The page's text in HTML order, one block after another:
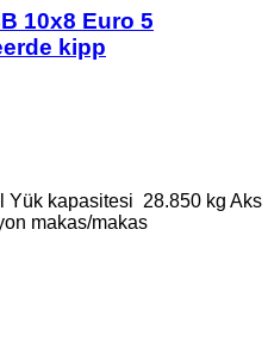
10x8 Euro 5
kipp
Yük kapasitesi 28.850 kg Aks
makas/makas